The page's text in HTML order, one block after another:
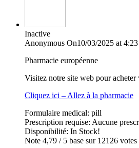
Inactive
Anonymous On10/03/2025 at
Pharmacie européenne
Visitez notre site web pour acheter
Cliquez ici – Allez à la pharmacie
Formulaire medical: pill
Prescription requise: Aucune
Disponibilité: In Stock!
Note 4,79 / 5 base sur 12126 votes